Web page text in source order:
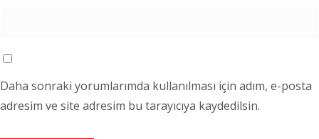
Daha sonraki yorumlarımda kullanılması için adım, e-posta
adresim ve site adresim bu tarayıcıya kaydedilsin.